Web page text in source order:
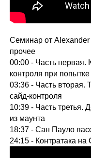
Семинар от Alexander
прочее
00:00 - Часть первая.
контроля при попытке
03:36 - Часть вторая.
сайд-контроля
10:39 - Часть третья.
из маунта
18:37 - Сан Пауло
24:15 - Контратака